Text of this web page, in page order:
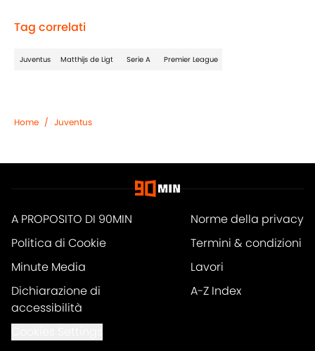
Politica di Cookie
Termini & condizioni
Minute Media
Lavori
Dichiarazione di
accessibilità
A-Z Index
Cookies Settings